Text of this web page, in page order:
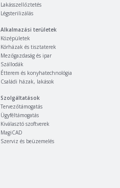
Lakásszellőztetés
Légsterilizálás
Alkalmazási területek
Középületek
Kórházak és tisztaterek
Mezőgazdaság és ipar
Szállodák
Étterem és konyhatechnológia
Családi házak, lakások
Szolgáltatások
Tervezőtámogatás
Ügyféltámogatás
Kiválasztó szoftverek
MagiCAD
Szerviz és beüzemelés